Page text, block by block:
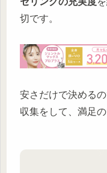
切です。
安さだけで決める
収集をして、満足